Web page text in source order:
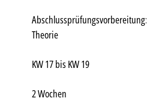
Abschlussprüfungsvorbereitung:
Theorie
KW 17 bis KW 19
2 Wochen